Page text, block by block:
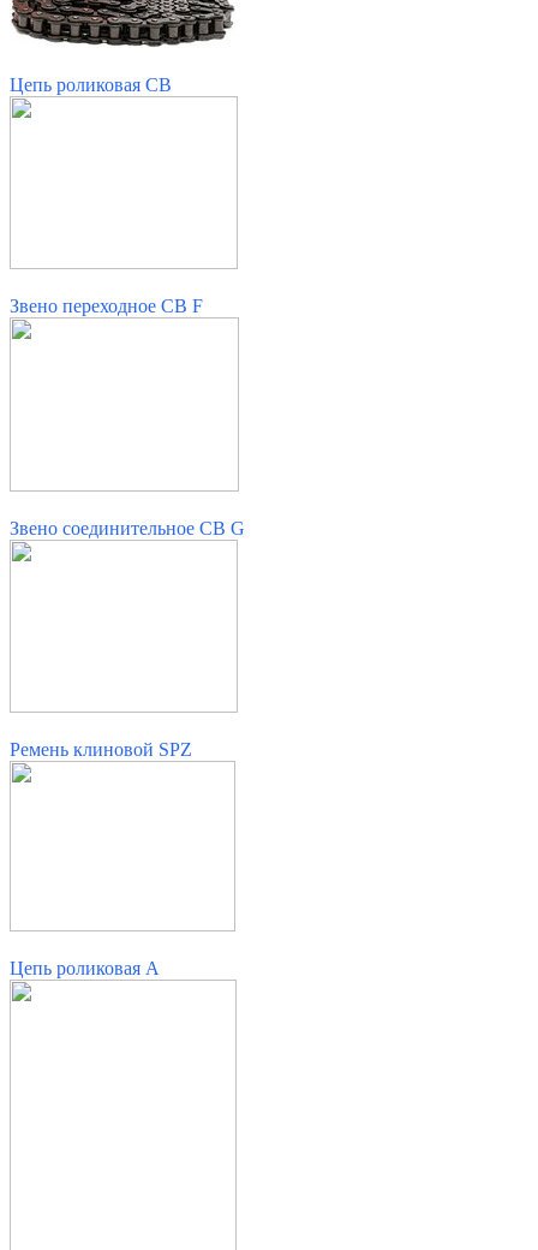
Цепь роликовая CB
Звено переходное CB F
Звено соединительное CB G
Ремень клиновой SPZ
Цепь роликовая A